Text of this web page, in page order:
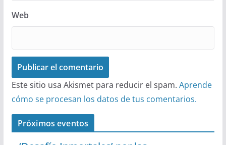
Web
Este sitio usa Akismet para reducir el spam. Aprende
cómo se procesan los datos de tus comentarios.
Próximos eventos